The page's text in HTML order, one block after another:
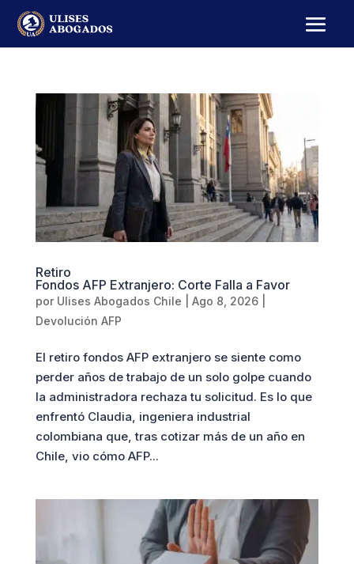
Retiro
Fondos AFP Extranjero: Corte Falla a Favor
por Ulises Abogados Chile Ago 8, 2026|
Devolución AFP
El retiro fondos AFP extranjero se siente como
perder años de trabajo de un solo golpe cuando
la administradora rechaza tu solicitud. Es lo que
enfrentó Claudia, ingeniera industrial
colombiana que, tras cotizar más de un año en
Chile, vio cómo AFP...